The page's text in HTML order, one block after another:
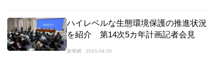
ハイレベルな生態環境保護の推進状況
を紹介 第14次5カ年計画記者会見
新華網 2025-09-20